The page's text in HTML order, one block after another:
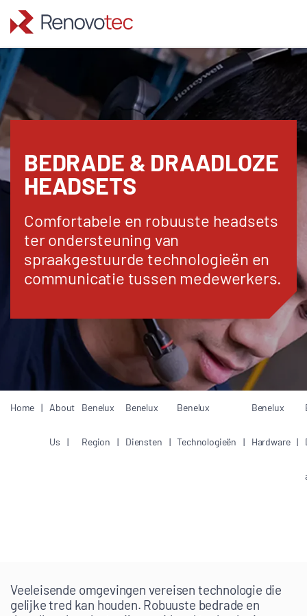
Skip
to
content
BEDRADE & DRAADLOZE
HEADSETS
Comfortabele en robuuste headsets
ter ondersteuning van
spraakgestuurde technologieën en
communicatie tussen medewerkers.
Home About
Us
Benelux
Region
Benelux
Diensten
Benelux
Technologieën
Benelux
Hardware
Veeleisende omgevingen vereisen technologie die
gelijke tred kan houden. Robuuste bedrade en